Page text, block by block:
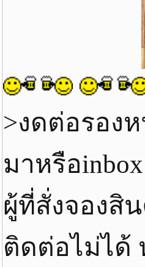
>งดต่อรอง
มาหรือinbox
ผู้ที่สั่งจองสิ
ติดต่อไม่ได้